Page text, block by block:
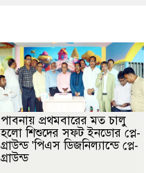
পাবনায় প্রথমবারের মত চালু
হলো শিশুদের সফট ইনডোর প্লে-
গ্রাউন্ড 'পিএস ডিজনিল্যান্ডে প্লে-
গ্রাউন্ড